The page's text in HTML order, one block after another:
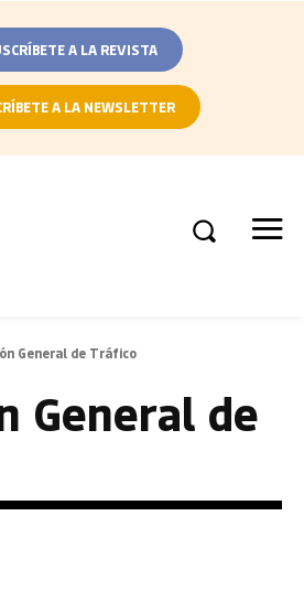
A LA REVISTA
A LA NEWSLETTER
General de Tráfico
General de